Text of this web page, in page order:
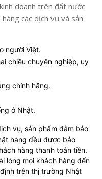
doanh trên đất nước
các dịch vụ và sản
người Việt.
chiều chuyên nghiệp, uy
chính hãng.
ở Nhật.
vụ, sản phẩm đảm bảo
hàng đều được bảo
hàng thanh toán tiền.
lòng mọi khách hàng đến
trên thị trường Nhật